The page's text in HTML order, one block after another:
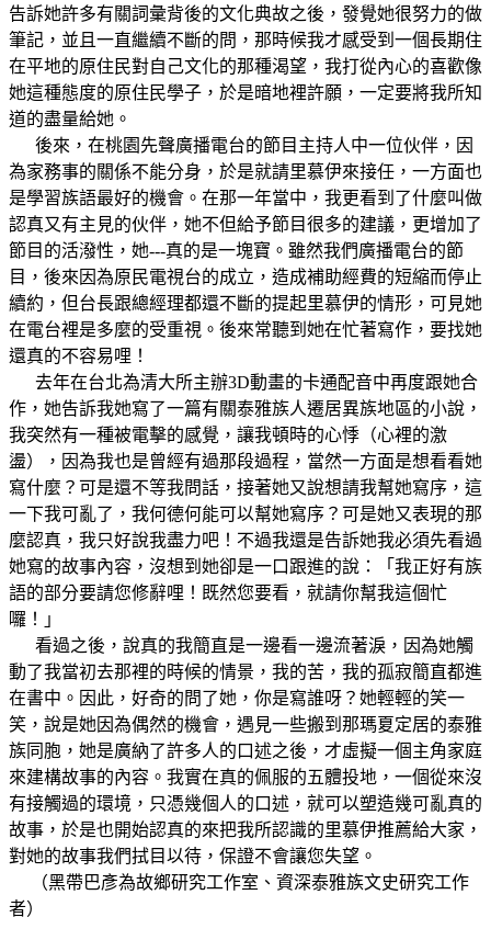
告訴她許多有關詞彙背後的文化典故之後，發覺她很努力的做
筆記，並且一直繼續不斷的問，那時候我才感受到一個長期住
在平地的原住民對自己文化的那種渴望，我打從內心的喜歡像
她這種態度的原住民學子，於是暗地裡許願，一定要將我所知
道的盡量給她。
後來，在桃園先聲廣播電台的節目主持人中一位伙伴，因
為家務事的關係不能分身，於是就請里慕伊來接任，一方面也
是學習族語最好的機會。在那一年當中，我更看到了什麼叫做
認真又有主見的伙伴，她不但給予節目很多的建議，更增加了
節目的活潑性，她---真的是一塊寶。雖然我們廣播電台的節
目，後來因為原民電視台的成立，造成補助經費的短縮而停止
續約，但台長跟總經理都還不斷的提起里慕伊的情形，可見她
在電台裡是多麼的受重視。後來常聽到她在忙著寫作，要找她
還真的不容易哩！
去年在台北為清大所主辦3D動畫的卡通配音中再度跟她合
作，她告訴我她寫了一篇有關泰雅族人遷居異族地區的小說，
我突然有一種被電擊的感覺，讓我頓時的心悸（心裡的激
盪），因為我也是曾經有過那段過程，當然一方面是想看看她
寫什麼？可是還不等我問話，接著她又說想請我幫她寫序，這
一下我可亂了，我何德何能可以幫她寫序？可是她又表現的那
麼認真，我只好說我盡力吧！不過我還是告訴她我必須先看過
她寫的故事內容，沒想到她卻是一口跟進的說：「我正好有族
語的部分要請您修辭哩！既然您要看，就請你幫我這個忙
囉！」
看過之後，說真的我簡直是一邊看一邊流著淚，因為她觸
動了我當初去那裡的時候的情景，我的苦，我的孤寂簡直都進
在書中。因此，好奇的問了她，你是寫誰呀？她輕輕的笑一
笑，說是她因為偶然的機會，遇見一些搬到那瑪夏定居的泰雅
族同胞，她是廣納了許多人的口述之後，才虛擬一個主角家庭
來建構故事的內容。我實在真的佩服的五體投地，一個從來沒
有接觸過的環境，只憑幾個人的口述，就可以塑造幾可亂真的
故事，於是也開始認真的來把我所認識的里慕伊推薦給大家，
對她的故事我們拭目以待，保證不會讓您失望。
（黑帶巴彥為故鄉研究工作室、資深泰雅族文史研究工作
者）